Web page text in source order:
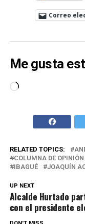
Correo
Me gusta
Cargando...
RELATED TOPICS:
COLUMNA DE OPINIÓN
IBAGUÉ
JOAQUÍN
UP NEXT
Alcalde Hurtado
con el presidente